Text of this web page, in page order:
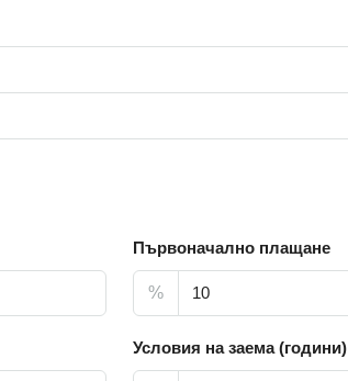
Първоначално плащане
%
Условия на заема (години)